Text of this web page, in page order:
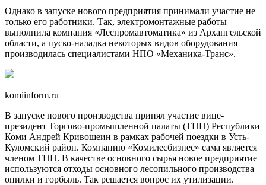
Однако в запуске нового предприятия принимали участие не
только его работники. Так, электромонтажные работы
выполнила компания «Леспромавтоматика» из Архангельской
области, а пуско-наладка некоторых видов оборудования
производилась специалистами НПО «Механика-Транс».
komiinform.ru
В запуске нового производства принял участие вице-
президент Торгово-промышленной палаты (ТПП) Республики
Коми Андрей Кривошеин в рамках рабочей поездки в Усть-
Куломский район. Компанию «Комилесбизнес» сама является
членом ТПП. В качестве основного сырья новое предприятие
используются отходы основного лесопильного производства –
опилки и горбыль. Так решается вопрос их утилизации.